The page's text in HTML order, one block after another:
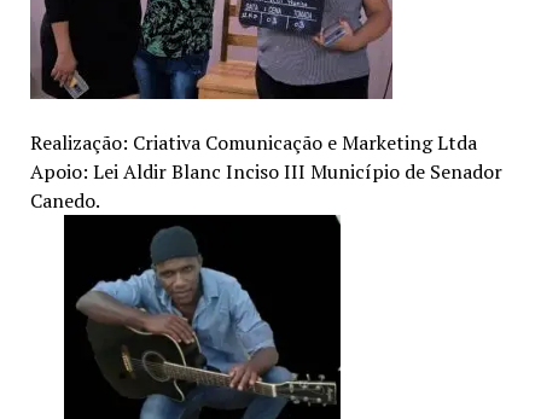
Realização: Criativa Comunicação e Marketing Ltda
Apoio: Lei Aldir Blanc Inciso III Município de Senador
Canedo.